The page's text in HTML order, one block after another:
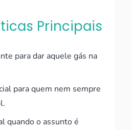
Principais
para dar aquele gás na
para quem nem sempre
quando o assunto é